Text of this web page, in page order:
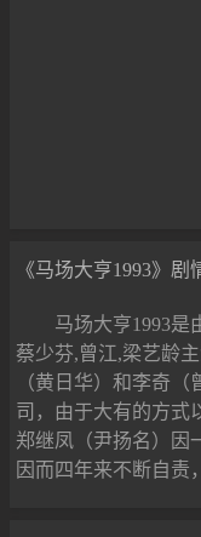
《马场大亨1993》剧
马场大亨1993是
蔡少芬,曾江,梁艺龄
（黄日华）和李奇
司，由于大有的方
郑继凤（尹扬名）因
因而四年来不断自责